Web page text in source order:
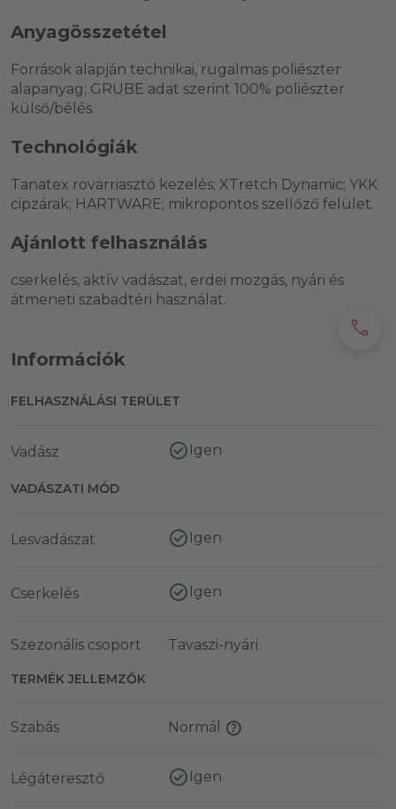
Anyagösszetétel
Források alapján technikai, rugalmas poliészter
alapanyag; GRUBE adat szerint 100% poliészter
külső/bélés.
Technológiák
Tanatex rovarriasztó kezelés; XTretch Dynamic; YKK
cipzárak; HARTWARE; mikropontos szellőző felület.
Ajánlott felhasználás
cserkelés, aktív vadászat, erdei mozgás, nyári és
átmeneti szabadtéri használat.
Információk
FELHASZNÁLÁSI TERÜLET
Vadász Igen
VADÁSZATI MÓD
Lesvadászat Igen
Cserkelés Igen
Szezonális csoport Tavaszi-nyári
TERMÉK JELLEMZŐK
Szabás Normál
Légáteresztő Igen
call